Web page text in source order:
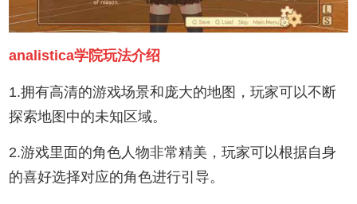
analistica学院玩法介绍
1.拥有高清的游戏场景和庞大的地图，玩家可以不断
探索地图中的未知区域。
2.游戏里面的角色人物非常精美，玩家可以根据自身
的喜好选择对应的角色进行引导。